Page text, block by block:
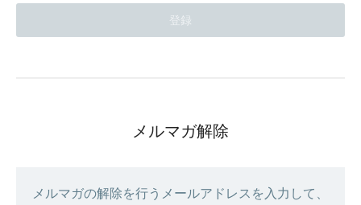
メルマガ解除
メルマガの解除を行うメールアドレスを入力して、